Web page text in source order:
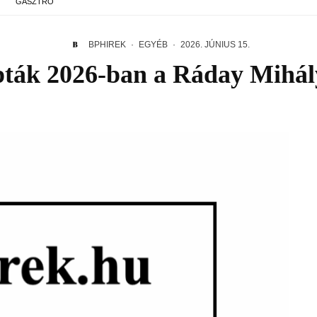
BPHIREK · EGYÉB · 2026. JÚNIUS 15.
2026-ban a Ráday